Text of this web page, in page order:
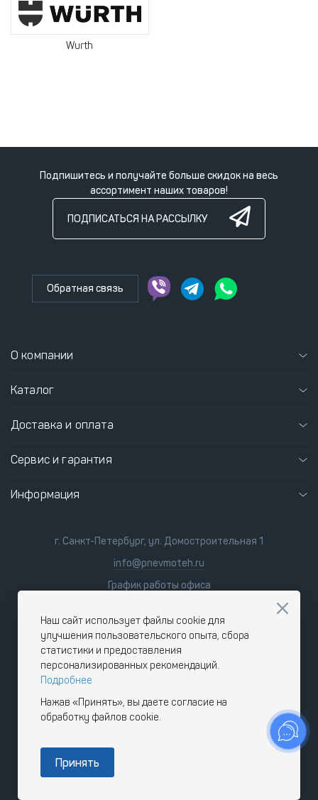
Wurth
Подпишитесь и получайте больше скидок на весь
ассортимент наших товаров!
ПОДПИСАТЬСЯ НА РАССЫЛКУ
Обратная связь
О компании
Каталог
Доставка и оплата
Сервис и гарантия
Информация
г. Санкт-Петербург, ул. Домостроительная 1
info@pnevmoteh.ru
График работы офиса
сб-вс 9:00 - 18:00
Наш сайт использует файлы cookie для
улучшения пользовательского опыта, сбора
статистики и предоставления
персонализированных рекомендаций.
Подробнее
Нажав «Принять», вы даете согласие на
обработку файлов cookie.
Принять